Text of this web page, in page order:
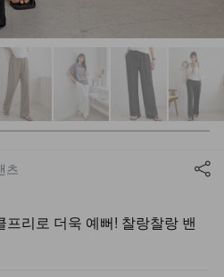
츠
리로 더욱 예뻐! 찰랑찰랑 밴